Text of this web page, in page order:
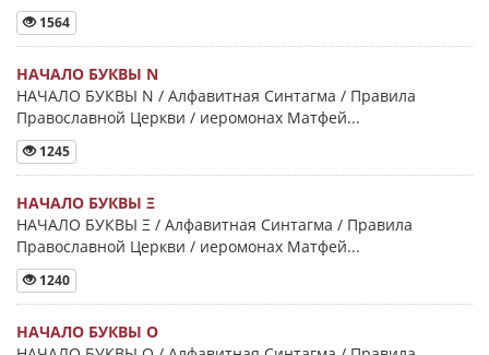
1564
НАЧАЛО БУКВЫ Ν
НАЧАЛО БУКВЫ Ν / Алфавитная Синтагма / Правила
Православной Церкви / иеромонах Матфей...
1245
НАЧАЛО БУКВЫ Ξ
НАЧАЛО БУКВЫ Ξ / Алфавитная Синтагма / Правила
Православной Церкви / иеромонах Матфей...
1240
НАЧАЛО БУКВЫ Ο